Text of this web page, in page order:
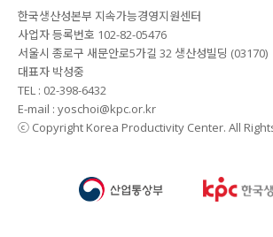
한국생산성본부 지속가능경영지원센터
사업자 등록번호 102-82-05476
서울시 종로구 새문안로5가길 32 생산성빌딩 (03170)
대표자 박성중
TEL : 02-398-6432
E-mail : yoschoi@kpc.or.kr
ⓒ Copyright Korea Productivity Center. All